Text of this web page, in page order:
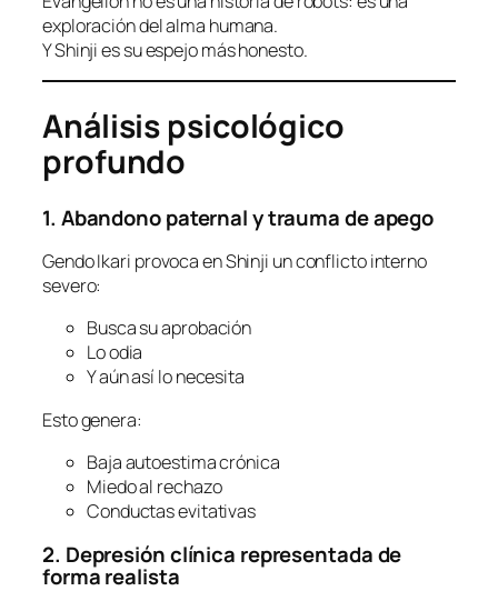
exploración del alma humana.
Y Shinji es su espejo más honesto.
Análisis psicológico
profundo
1. Abandono paternal y trauma de apego
Gendo Ikari provoca en Shinji un conflicto interno
severo:
Busca su aprobación
Lo odia
Y aún así lo necesita
Esto genera:
Baja autoestima crónica
Miedo al rechazo
Conductas evitativas
2. Depresión clínica representada de
forma realista